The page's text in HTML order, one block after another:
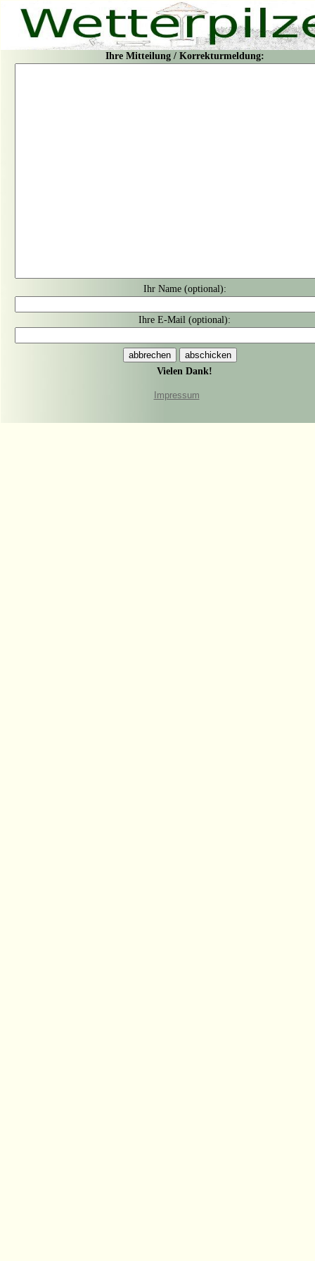
Ihre Mitteilung / Korrekturmeldung:
Ihr Name (optional):
Ihre E-Mail (optional):
Vielen Dank!
Impressum